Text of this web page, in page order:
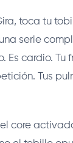
toca tu
serie
Es cardio. Tu
Tus
core